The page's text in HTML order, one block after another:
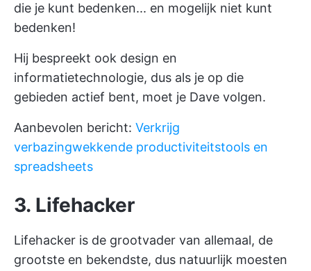
die je kunt bedenken... en mogelijk niet kunt
bedenken!
Hij bespreekt ook design en
informatietechnologie, dus als je op die
gebieden actief bent, moet je Dave volgen.
Aanbevolen bericht: Verkrijg
verbazingwekkende productiviteitstools en
spreadsheets
3. Lifehacker
Lifehacker is de grootvader van allemaal, de
grootste en bekendste, dus natuurlijk moesten